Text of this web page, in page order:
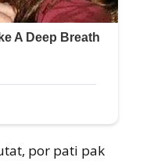
por pati pak